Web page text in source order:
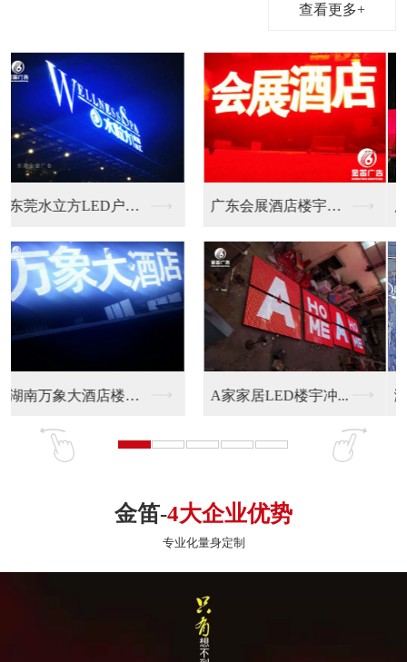
查看更多+
广东哥顿蛋糕LED平... 碧桂园房地产LED平...
滨江花园LED发光字... coco楼宇LED发...
金笛-4大企业优势
专业化量身定制